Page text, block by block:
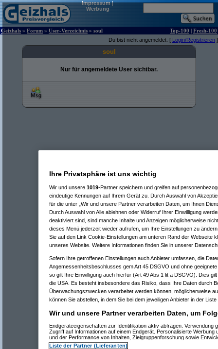
Impressum|
Werbung
Geizhals » Forum » User-Verzeichnis » soul Top-100 | Fresh-100
Du bist nicht angemeldet. [ Login/Registrieren ]
soul
Nur für angemeldete User sichtbar.
Ihre Privatsphäre ist uns wichtig
Wir und unsere 1019-Partner speichern und greifen auf
eindeutige Kennungen auf Ihrem Gerät zu. Durch Auswahl von
für die unter „Wir und unsere Partner verarbeiten Daten, um Ihnen
Durch Auswahl von Alle ablehnen oder Widerruf Ihrer Einwilligung
deaktiviert sind, sind manche Inhalte und Anzeigen möglicherweise
dieses Menü jederzeit wieder aufrufen, um Ihre Einstellungen zu
Sie auf den Link Cookie-Einstellungen am unteren Rand der Webseite
unseres Website. Weitere Informationen finden Sie in unserer
Sofern Ihre getroffenen Einstellungen auch Anbieter umfassen, die
Angemessenheitsbeschlusses gem Art 45 DSGVO und ohne
so gilt Ihre Einwilligung auch hierfür (Art 49 Abs 1 lit a DSGVO). Dies
die USA. Es besteht insbesondere das Risiko, dass Ihre Daten durch
Überwachungszwecken verarbeitet werden können, möglicherweise
können Sie abstellen, in dem Sie bei dem jeweiligen Anbieter in der
Wir und unsere Partner verarbeiten Daten, um
Endgeräteeigenschaften zur Identifikation aktiv abfragen. Verwendung
Zugriff auf Informationen auf einem Endgerät. Personalisierte Werbung
und der Performance von Inhalten, Zielgruppenforschung sowie
Liste der Partner (Lieferanten)